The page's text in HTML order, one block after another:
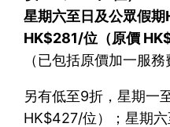
星期六至日及公眾假
HK$281/位（原價
（已包括原價加一服務
另有低至9折，星期一
HK$427/位）；星期